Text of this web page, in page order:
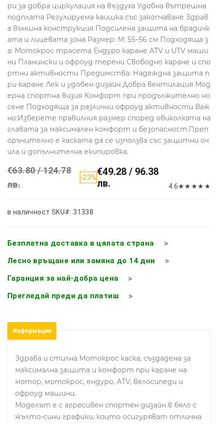
ри за добра циркулация на въздуха Удобна вътрешна
подплата Регулируема каишка със закопчаване Здрав
а външна конструкция Подсилена защита на брадичк
ата и лицевата зона Размер: M: 55–56 см Подходяща з
а: Мотокрос трасета Ендуро каране ATV и UTV маши
ни Планински и офроуд терени Свободно каране и спо
ртни активности Предимства: Надеждна защита п
ри каране Лек и удобен дизайн Добра вентилация Мод
ерна спортна визия Комфорт при продължително но
сене Подходяща за различни офроуд активности Важ
но:Изберете правилния размер според обиколката на
главата за максимален комфорт и безопасност.Преп
оръчително е каската да се използва със защитни оч
ила и допълнителна екипировка.
€63.80 / 124.78
лв.
-23%€49.28 / 96.38
лв.
4.6★★ ★★ ★
в наличност SKU#: 31338
Безплатна доставка в цялата страна
Лесно връщане или замяна до 14 дни
Гаранция за най-добра цена
Прегледай преди да платиш
Информация
Здрава и стилна Mотокрос каска, създадена за
максимална защита и комфорт при каране на
мотор, мотокрос, ендуро, ATV, велосипеди и
офроуд машини.
Моделът е с агресивен спортен дизайн в бяло с
жълто-сини графики, които осигуряват отлична